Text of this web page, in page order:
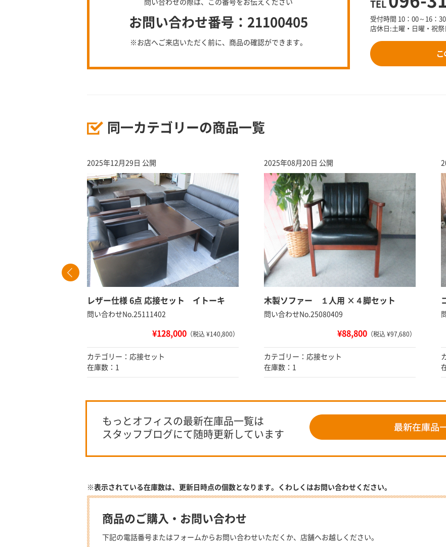
問い合わせの際は、この番号をお伝えください
お問い合わせ番号：21100405
※お店へご来店いただく前に、商品の確認ができます。
TEL
受付時間 10：00～16：30
店休日:土曜・日曜・祝祭
同一カテゴリーの商品一覧
2025年12月29日 公開
レザー仕様 6点 応接セット イトーキ
問い合わせNo.25111402
¥128,000 （税込 ¥140,800）
カテゴリー：応接セット
在庫数：1
2025年08月20日 公開
木製ソファー １人用 ×４脚セット
問い合わせNo.25080409
¥88,800 （税込 ¥97,680）
カテゴリー：応接セット
在庫数：1
もっとオフィスの最新在庫品一覧は
スタッフブログにて随時更新しています
※表示されている在庫数は、更新日時点の個数となります。くわしくはお問い合わせください。
商品のご購入・お問い合わせ
下記の電話番号またはフォームからお問い合わせいただくか、店舗へお越しください。